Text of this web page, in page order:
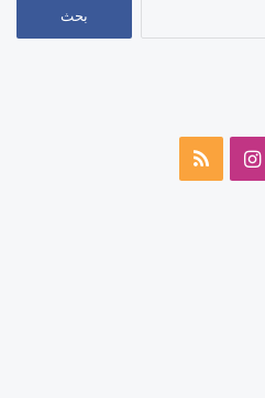
انستقرامملخص